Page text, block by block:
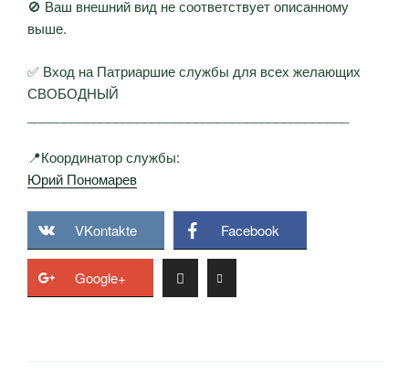
🚫 Ваш внешний вид не соответствует описанному
выше.
✅ Вход на Патриаршие службы для всех желающих
СВОБОДНЫЙ
📍Координатор службы:
Юрий Пономарев
VKontakte Facebook
Google+